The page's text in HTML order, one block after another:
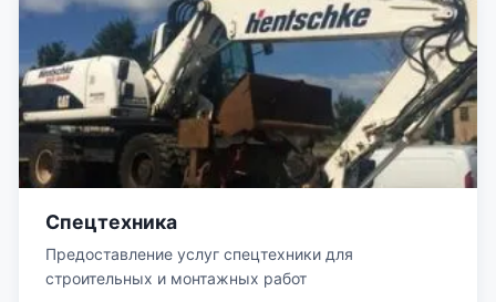
Спецтехника
Предоставление услуг спецтехники для
строительных и монтажных работ